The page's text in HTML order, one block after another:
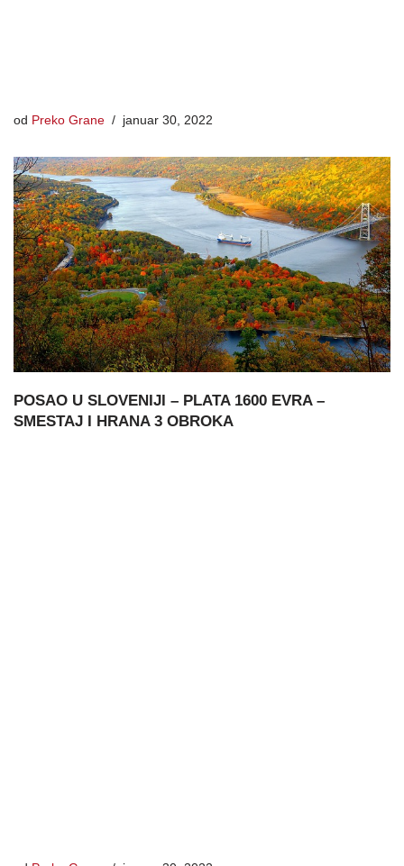
od Preko Grane januar 30, 2022
POSAO U SLOVENIJI – PLATA 1600 EVRA –
SMESTAJ I HRANA 3 OBROKA